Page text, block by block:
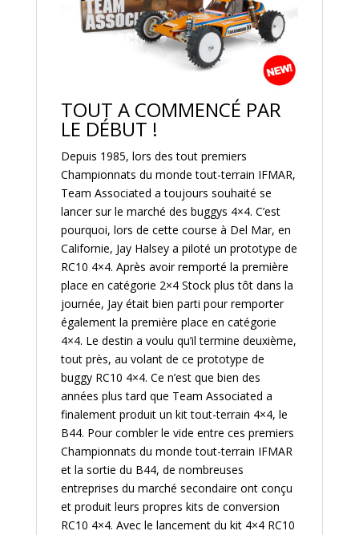
TOUT A COMMENCÉ PAR
LE DÉBUT !
Depuis 1985, lors des tout premiers
Championnats du monde tout-terrain IFMAR,
Team Associated a toujours souhaité se
lancer sur le marché des buggys 4×4. C’est
pourquoi, lors de cette course à Del Mar, en
Californie, Jay Halsey a piloté un prototype de
RC10 4×4. Après avoir remporté la première
place en catégorie 2×4 Stock plus tôt dans la
journée, Jay était bien parti pour remporter
également la première place en catégorie
4×4. Le destin a voulu qu’il termine deuxième,
tout près, au volant de ce prototype de
buggy RC10 4×4. Ce n’est que bien des
années plus tard que Team Associated a
finalement produit un kit tout-terrain 4×4, le
B44. Pour combler le vide entre ces premiers
Championnats du monde tout-terrain IFMAR
et la sortie du B44, de nombreuses
entreprises du marché secondaire ont conçu
et produit leurs propres kits de conversion
RC10 4×4. Avec le lancement du kit 4×4 RC10